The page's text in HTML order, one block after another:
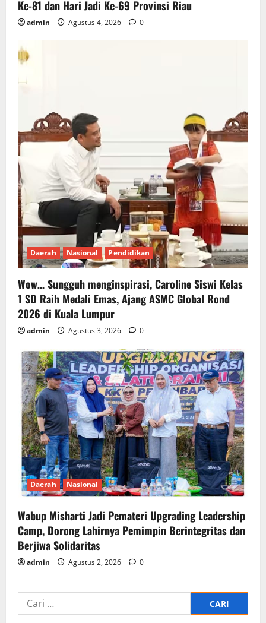
Ke-81 dan Hari Jadi Ke-69 Provinsi Riau
admin Agustus 4, 2026 0
Daerah Nasional Pendidikan
Wow… Sungguh menginspirasi, Caroline Siswi Kelas
1 SD Raih Medali Emas, Ajang ASMC Global Rond
2026 di Kuala Lumpur
admin Agustus 3, 2026 0
Daerah Nasional
Wabup Misharti Jadi Pemateri Upgrading Leadership
Camp, Dorong Lahirnya Pemimpin Berintegritas dan
Berjiwa Solidaritas
admin Agustus 2, 2026 0
Cari
untuk: